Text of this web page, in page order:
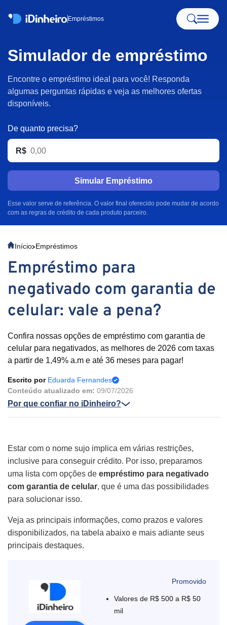
Empréstimos
Simulador de empréstimo
Encontre o empréstimo ideal para você! Responda
algumas perguntas rápidas e veja as melhores ofertas
disponíveis.
De quanto precisa?
R$
Simular Empréstimo
Esse valor serve de referência. O valor final oferecido pode mudar de acordo
com as regras de crédito de cada produto parceiro.
Início Empréstimos
Empréstimo para
negativado com garantia de
celular: vale a pena?
Confira nossas opções de empréstimo com garantia de
celular para negativados, as melhores de 2026 com taxas
a partir de 1,49% a.m e até 36 meses para pagar!
Escrito por Eduarda Fernandes
Conteúdo atualizado em: 09/07/2026
Por que confiar no iDinheiro?
Estar com o nome sujo implica em várias restrições,
inclusive para conseguir crédito. Por isso, preparamos
uma lista com opções de empréstimo para negativado
com garantia de celular, que é uma das possibilidades
para solucionar isso.
Veja as principais informações, como prazos e valores
disponibilizados, na tabela abaixo e mais adiante seus
principais destaques.
Valores de R$ 500 a R$ 50
mil